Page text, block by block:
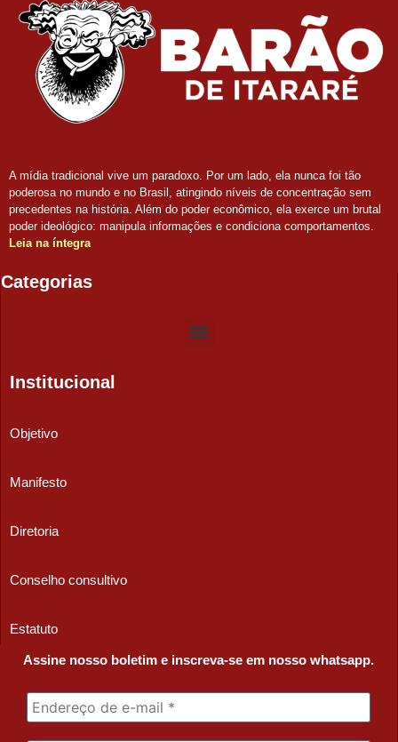
A mídia tradicional vive um paradoxo. Por um lado, ela nunca foi tão
poderosa no mundo e no Brasil, atingindo níveis de concentração sem
precedentes na história. Além do poder econômico, ela exerce um brutal
poder ideológico: manipula informações e condiciona comportamentos.
Leia na íntegra
Categorias
Institucional
Objetivo
Manifesto
Diretoria
Conselho consultivo
Estatuto
Assine nosso boletim e inscreva-se em nosso whatsapp.